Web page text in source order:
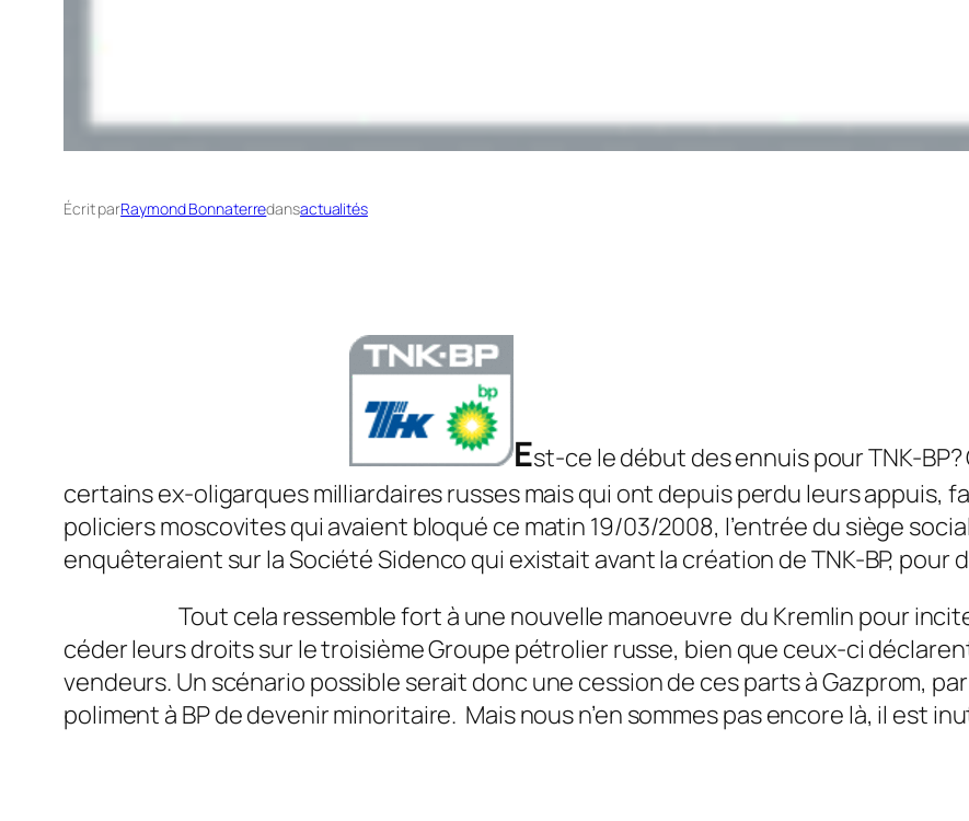
Écrit parRaymond Bonnaterredansactualités
Est-ce le début des ennuis pour TNK-
certains ex-oligarques milliardaires russes mais qui ont depuis perdu leurs appuis,
policiers moscovites qui avaient bloqué ce matin 19/03/2008, l’entrée du siège
enquêteraient sur la Société Sidenco qui existait avant la création de TNK-BP, pour
Tout cela ressemble fort à une nouvelle manoeuvre du Kremlin pour inciter
céder leurs droits sur le troisième Groupe pétrolier russe, bien que ceux-ci
vendeurs. Un scénario possible serait donc une cession de ces parts à Gazprom,
poliment à BP de devenir minoritaire. Mais nous n’en sommes pas encore là, il est